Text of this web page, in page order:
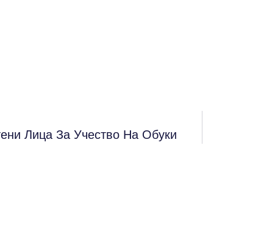
Лица За Учество На Обуки